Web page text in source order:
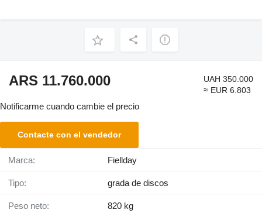
ARS 11.760.000
UAH 350.000
≈ EUR 6.803
Notificarme cuando cambie el precio
Contacte con el vendedor
Marca: Fiellday
Tipo: grada de discos
Peso neto: 820 kg